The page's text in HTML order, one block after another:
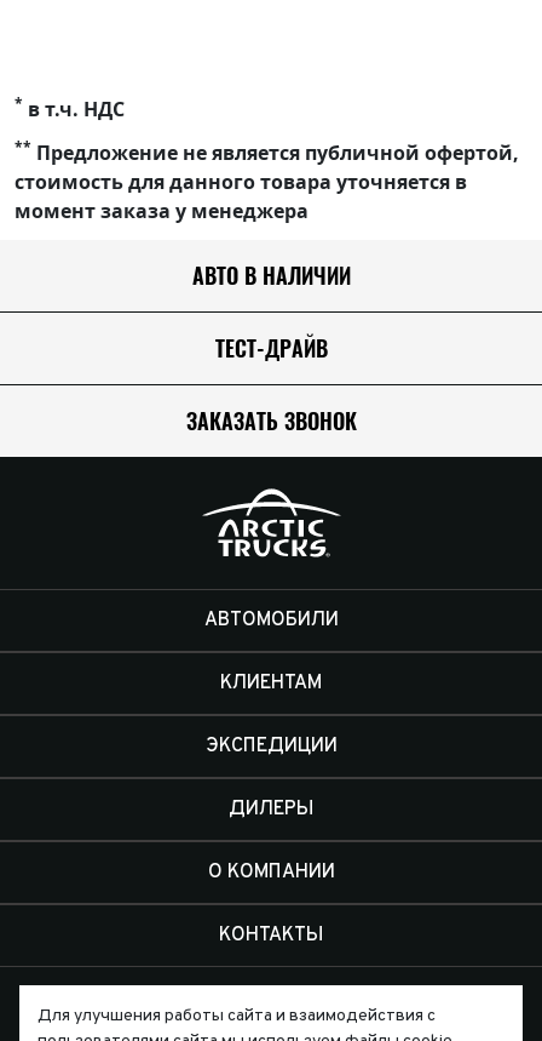
* в т.ч. НДС
** Предложение не является публичной офертой,
стоимость для данного товара уточняется в
момент заказа у менеджера
АВТО В НАЛИЧИИ
ТЕСТ-ДРАЙВ
ЗАКАЗАТЬ ЗВОНОК
АВТОМОБИЛИ
КЛИЕНТАМ
ЭКСПЕДИЦИИ
ДИЛЕРЫ
О КОМПАНИИ
КОНТАКТЫ
Для улучшения работы сайта и взаимодействия с